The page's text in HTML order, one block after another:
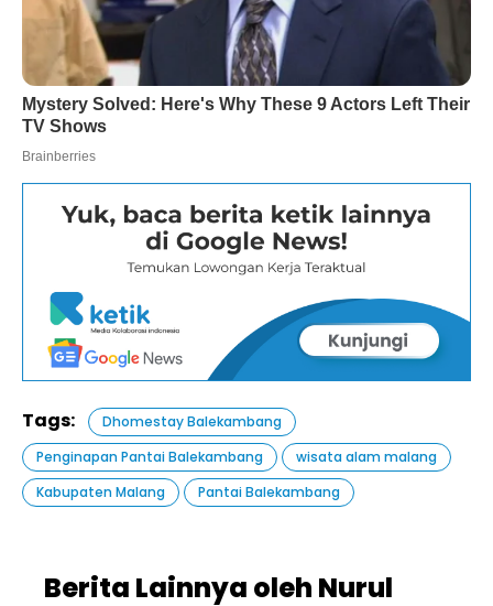
Tags:
Dhomestay Balekambang
Penginapan Pantai Balekambang
wisata alam malang
Kabupaten Malang
Pantai Balekambang
Berita Lainnya oleh Nurul